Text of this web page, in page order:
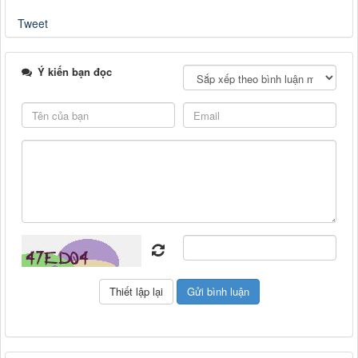
Tweet
Ý kiến bạn đọc